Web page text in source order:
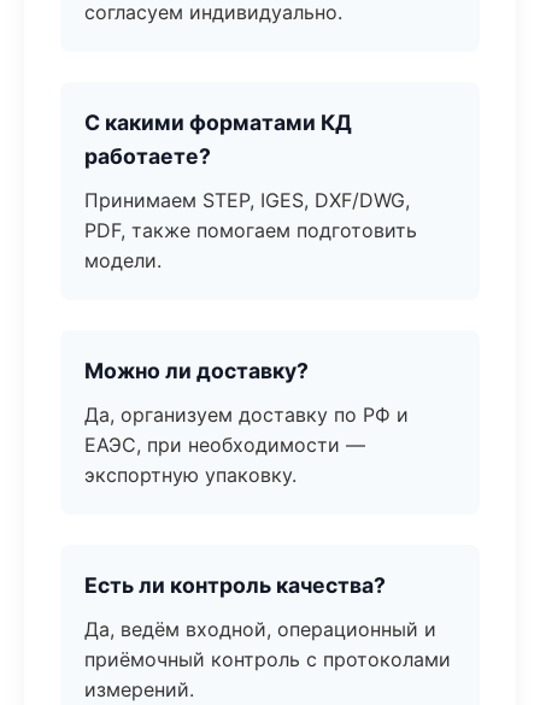
согласуем индивидуально.
С какими форматами КД
работаете?
Принимаем STEP, IGES, DXF/DWG,
PDF, также помогаем подготовить
модели.
Можно ли доставку?
Да, организуем доставку по РФ и
ЕАЭС, при необходимости —
экспортную упаковку.
Есть ли контроль качества?
Да, ведём входной, операционный и
приёмочный контроль с протоколами
измерений.